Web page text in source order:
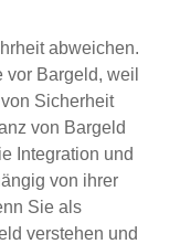
abweichen.
Bargeld, weil
Sicherheit
von Bargeld
Integration und
von ihrer
Sie als
verstehen und